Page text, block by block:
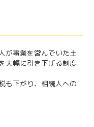
が事業を営んでいた土
大幅に引き下げる制度
も下がり、相続人への